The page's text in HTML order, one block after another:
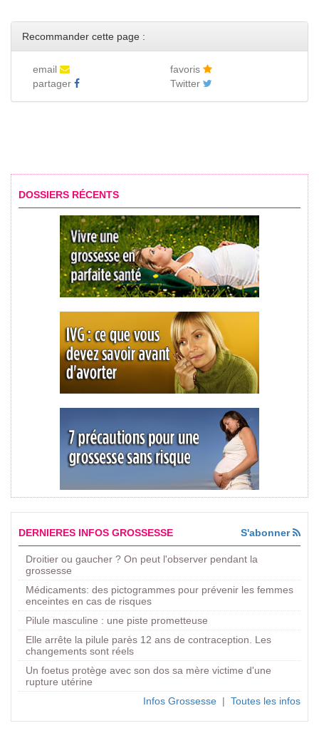
Recommander cette page :
email
favoris
partager
Twitter
DOSSIERS RÉCENTS
DERNIERES INFOS GROSSESSE S'abonner
Droitier ou gaucher ? On peut l'observer pendant la
grossesse
Médicaments: des pictogrammes pour prévenir les femmes
enceintes en cas de risques
Pilule masculine : une piste prometteuse
Elle arrête la pilule parès 12 ans de contraception. Les
changements sont réels
Un foetus protège avec son dos sa mère victime d'une
rupture utérine
Infos Grossesse | Toutes les infos